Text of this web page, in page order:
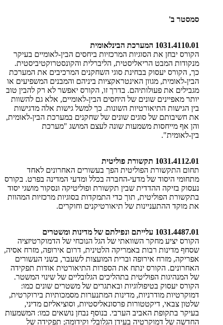
סמסטר ב'
1031.4110.01 המערכת הבינלאומית
הקורס יבחן את הסוגיות המרכזיות ביחסים הבין-לאומיים בעיקר
מנקודות המבט הריאליסטית, הליברלית והקונסטרוקטיביסטית.
כך, הקורס יעסוק בבחינת סוגי השחקנים המרכיבים את המערכת
הבין-לאומית, מגוון האינטראקציות ביניהם והמבנים המשפיעים או
מגבילים את פעולותיהם. בדרך זו, הקורס יאפשר לא רק להבין טוב
יותר מאפיינים שונים של היחסים הבין-לאומיים, אלא גם להשוות
בין הגישות התיאורטיות השונות. כך למשל גישות אלה מדגישות
את חשיבותם של סוגים שונים של שחקנים במערכת הבין-לאומית,
והן אף מייחסות משמעות שונה לעצם המושג "מערכת
בין-לאומית".
1031.4112.01 תקשורת פוליטית
תחום התקשורת הפוליטית הפך בעשורים האחרונים לאחד
מתחומי היסוד של מדעי-החברה בכלל ומדעי המדינה בפרט. בקורס
נעסוק בזיקה ההדדית שבין תקשורת ופוליטיקה ונסקור מושגי יסוד
בתקשורת הפוליטית, תוך כדי התמקדות בסוגיות מרכזיות המהוות
את מוקד ההתעניינות של תיאורטיקנים וחוקרים.
1031.4487.01 עלייתם ונפילתם של מדינות ומשטרים
הקורס יציע מחקר השוואתי של הגל הנוכחי של הדמוקרטיזציה
שסחף מדינות רבות באמריקה הלטינית, דרום אירופה, מזרח אסיה,
אפריקה, מזרח אירופה וברית המועצות לשעבר, בשני העשורים
האחרונים. הקורס ינתח את הספרות התיאורטית אודות תפקידה
של המנהיגות הפוליטית בתהליכים הגלובליים של שינוי המשטר.
הקורס יעסוק בטיפולוגיות ובאתגרים של משטרים שונים כמו:
דמוקרטיות מודרניות, מדינות המתנערות מסמכותיות בירוקרטית,
שלטון צבאי, דיקטטורות פרסונאליסטיות, וסוציאליזם מדיני,
בעיקר בתקופת האביב הערבי. בנוסף נבחן נושאים כמו: המשמעות
החדשה של דמוקרטיה בעידן הגלובלי וקידומה; תפקידה של